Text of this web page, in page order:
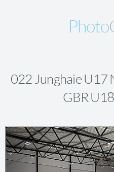
Photo
022 Junghaie U17
GBR